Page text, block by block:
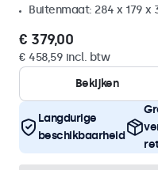
Buitenmaat: 284 x 179 x
€ 379,00
€ 458,59 incl. btw
Bekijken
Langdurige
beschikbaarheid